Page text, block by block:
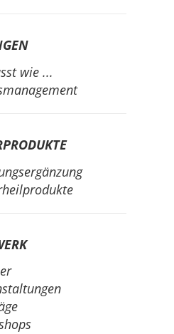
wie ...